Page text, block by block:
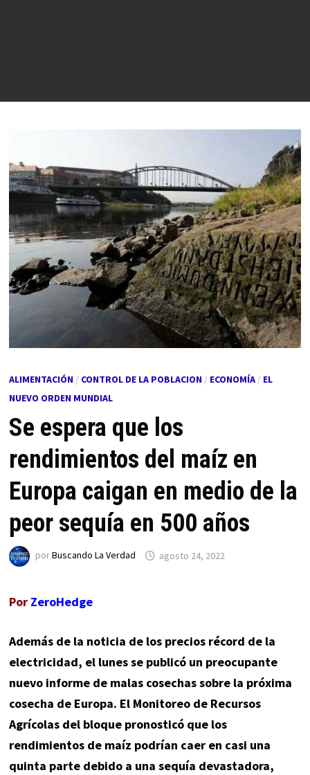
ALIMENTACIÓN/ CONTROL DE LA POBLACION/ ECONOMÍA/ EL
NUEVO ORDEN MUNDIAL
Se espera que los
rendimientos del maíz en
Europa caigan en medio de la
peor sequía en 500 años
porBuscando La Verdad agosto 24, 2022
Por ZeroHedge
Además de la noticia de los precios récord de la
electricidad, el lunes se publicó un preocupante
nuevo informe de malas cosechas sobre la próxima
cosecha de Europa. El Monitoreo de Recursos
Agrícolas del bloque pronosticó que los
rendimientos de maíz podrían caer en casi una
quinta parte debido a una sequía devastadora,